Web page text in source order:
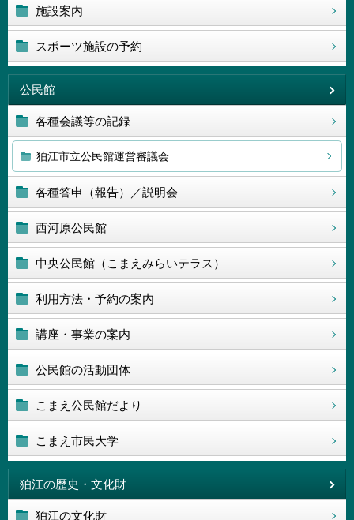
施設案内
スポーツ施設の予約
公民館
各種会議等の記録
狛江市立公民館運営審議会
各種答申（報告）／説明会
西河原公民館
中央公民館（こまえみらいテラス）
利用方法・予約の案内
講座・事業の案内
公民館の活動団体
こまえ公民館だより
こまえ市民大学
狛江の歴史・文化財
狛江の文化財